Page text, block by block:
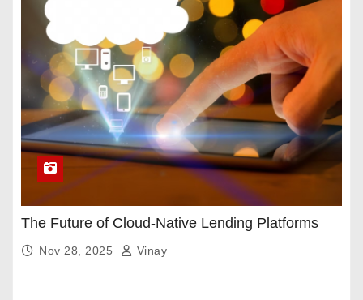
The Future of Cloud-Native Lending Platforms
Nov 28, 2025 Vinay